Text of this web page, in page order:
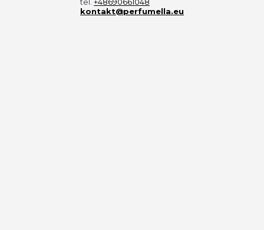
tel. +48690661048
kontakt@perfumella.eu